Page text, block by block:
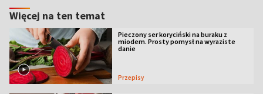
Więcej na ten temat
Pieczony ser koryciński na buraku z
miodem. Prosty pomysł na wyraziste
danie
Przepisy